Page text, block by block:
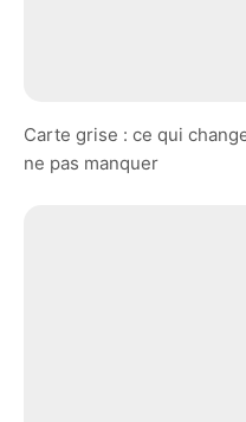
Carte grise : ce qui
ne pas manquer